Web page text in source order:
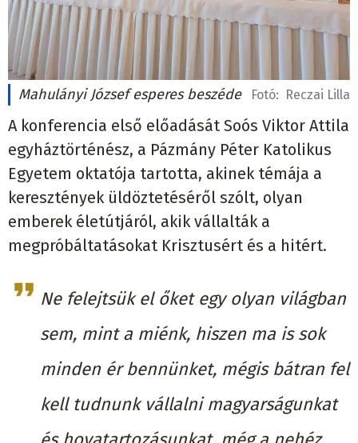
Mahulányi József esperes beszéde Fotó: Reczai Lilla
A konferencia első előadását Soós Viktor Attila
egyháztörténész, a Pázmány Péter Katolikus
Egyetem oktatója tartotta, akinek témája a
keresztények üldöztetéséről szólt, olyan
emberek életútjáról, akik vállalták a
megpróbáltatásokat Krisztusért és a hitért.
Ne felejtsük el őket egy olyan világban
sem, mint a miénk, hiszen ma is sok
minden ér bennünket, mégis bátran fel
kell tudnunk vállalni magyarságunkat